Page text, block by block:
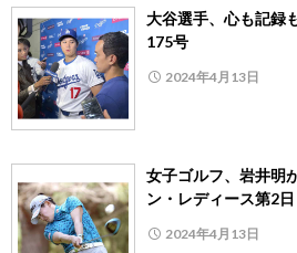
大谷選手、心も記録
175号
2024年4月13日
女子ゴルフ、岩井明
ン・レディース第2日
2024年4月13日